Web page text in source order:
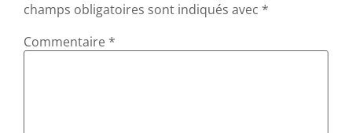
champs obligatoires sont indiqués avec *
Commentaire *